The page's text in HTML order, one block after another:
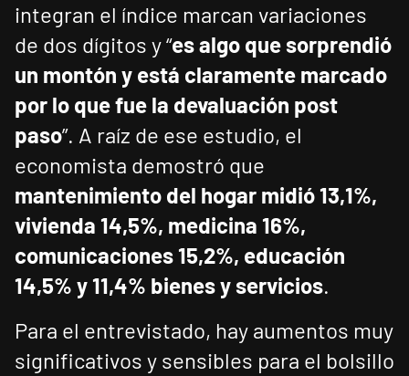
integran el índice marcan variaciones
de dos dígitos y “es algo que sorprendió
un montón y está claramente marcado
por lo que fue la devaluación post
paso”. A raíz de ese estudio, el
economista demostró que
mantenimiento del hogar midió 13,1%,
vivienda 14,5%, medicina 16%,
comunicaciones 15,2%, educación
14,5% y 11,4% bienes y servicios.
Para el entrevistado, hay aumentos muy
significativos y sensibles para el bolsillo